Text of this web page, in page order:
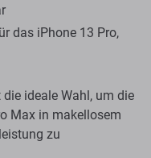
das iPhone 13 Pro,
ideale Wahl, um die
Max in makellosem
zu